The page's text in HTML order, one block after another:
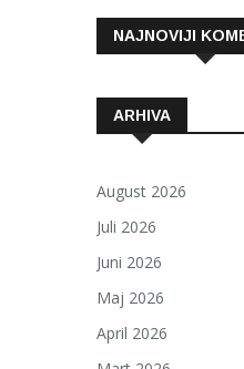
NAJNOVIJI
ARHIVA
August 2026
Juli 2026
Juni 2026
Maj 2026
April 2026